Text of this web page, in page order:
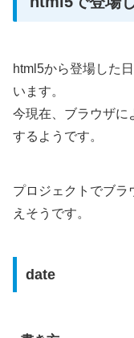
html5から登場した
います。
今現在、ブラウザに
するようです。
プロジェクトでブラ
えそうです。
date